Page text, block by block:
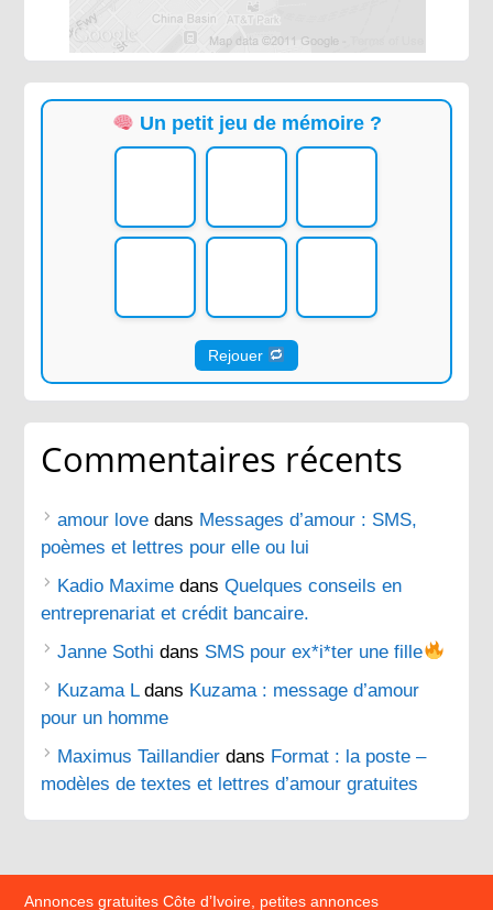
Un petit jeu de mémoire ?
Rejouer
Commentaires récents
amour love dans Messages d’amour : SMS,
poèmes et lettres pour elle ou lui
Kadio Maxime dansQuelques conseils en
entreprenariat et crédit bancaire.
Janne Sothi dans SMS pour ex*i*ter une fille
Kuzama Ldans Kuzama : message d’amour
pour un homme
Maximus Taillandier dans Format : la poste –
modèles de textes et lettres d’amour gratuites
Annonces gratuites Côte d’Ivoire, petites annonces